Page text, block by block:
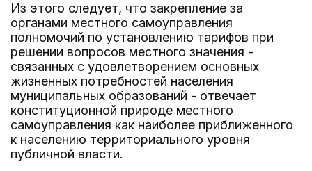
Из этого следует, что закрепление за
органами местного самоуправления
полномочий по установлению тарифов при
решении вопросов местного значения -
связанных с удовлетворением основных
жизненных потребностей населения
муниципальных образований - отвечает
конституционной природе местного
самоуправления как наиболее приближенного
к населению территориального уровня
публичной власти.